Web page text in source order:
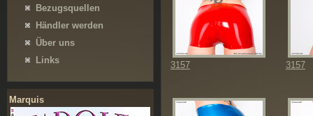
Bezugsquellen
Händler werden
Über uns
Links
Marquis
3157 3157